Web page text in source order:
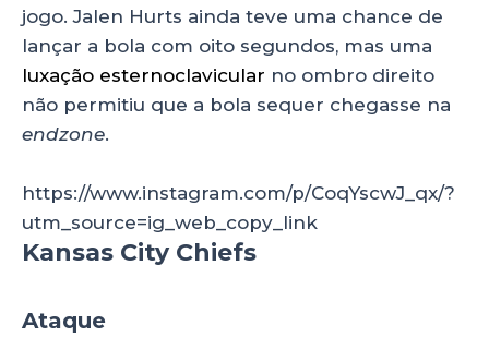
jogo. Jalen Hurts ainda teve uma chance de
lançar a bola com oito segundos, mas uma
luxação esternoclavicular no ombro direito
não permitiu que a bola sequer chegasse na
endzone.
https://www.instagram.com/p/CoqYscwJ_qx/?
utm_source=ig_web_copy_link
Kansas City Chiefs
Ataque